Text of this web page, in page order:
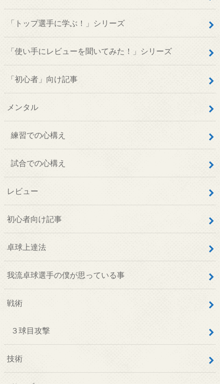
「トップ選手に学ぶ！」シリーズ
「使い手にレビューを聞いてみた！」シリーズ
「初心者」向け記事
メンタル
練習での心構え
試合での心構え
レビュー
初心者向け記事
卓球上達法
我流卓球選手の僕が思っている事
戦術
３球目攻撃
技術